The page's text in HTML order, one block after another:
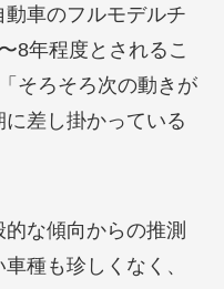
車のフルモデルチ
8年程度とされるこ
そろそろ次の動きが
差し掛かっている
な傾向からの推測
種も珍しくなく、